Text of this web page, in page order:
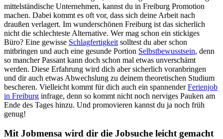
mittelständische Unternehmen, kannst du in Freiburg Promotion
machen. Dabei kommt es oft vor, dass sich deine Arbeit nach
draußen verlagert. Im wunderschönen Freiburg ist das sicherlich
nicht die schlechteste Alternative. Wer mag schon ein stickiges
Büro? Eine gewisse Schlagfertigkeit solltest du aber schon
mitbringen und auch eine gesunde Portion Selbstbewusstsein, denn
so mancher Passant kann doch schon mal etwas unverschämt
werden. Diese Erfahrung wird dich aber sicherlich voranbringen
und dir auch etwas Abwechslung zu deinem theoretischen Studium
bescheren. Vielleicht kommt für dich auch ein spannenderFerienjob
in Freiburg infrage, denn so kommt nicht noch nerviges Pauken am
Ende des Tages hinzu. Und promovieren kannst du ja noch früh
genug!
Mit Jobmensa wird dir die Jobsuche leicht gemacht